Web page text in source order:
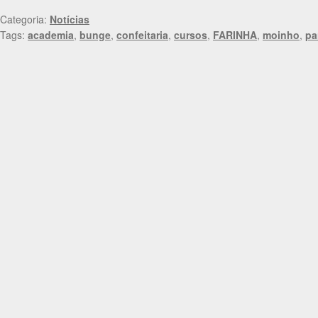
Categoria: Notícias
Tags: academia, bunge, confeitaria, cursos, FARINHA, moinho,